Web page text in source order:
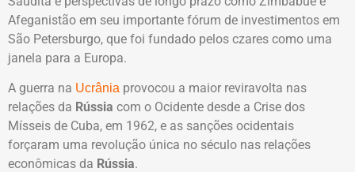
Afeganistão em seu importante fórum de investimentos em
São Petersburgo, que foi fundado pelos czares como uma
janela para a Europa.
A guerra na Ucrânia provocou a maior reviravolta nas
relações da Rússia com o Ocidente desde a Crise dos
Mísseis de Cuba, em 1962, e as sanções ocidentais
forçaram uma revolução única no século nas relações
econômicas da Rússia.